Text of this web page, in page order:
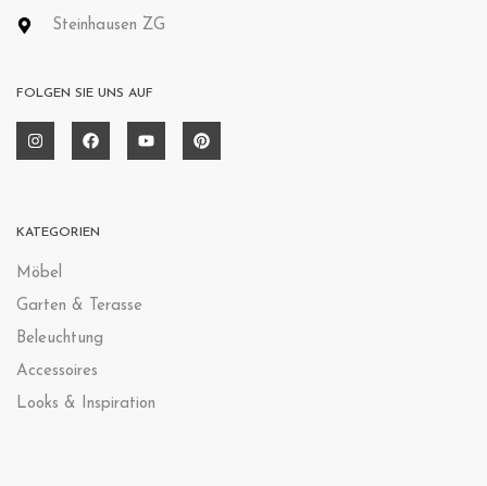
Steinhausen ZG
FOLGEN SIE UNS AUF
KATEGORIEN
Möbel
Garten & Terasse
Beleuchtung
Accessoires
Looks & Inspiration